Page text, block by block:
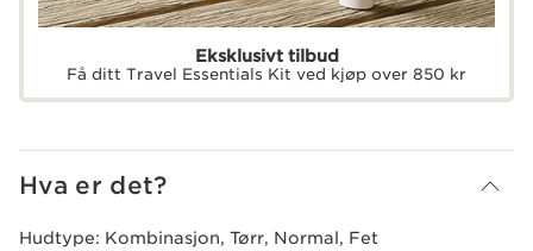
Eksklusivt tilbud
Få ditt Travel Essentials Kit ved kjøp over 850 kr
Hva er det?
Hudtype: Kombinasjon, Tørr, Normal, Fet